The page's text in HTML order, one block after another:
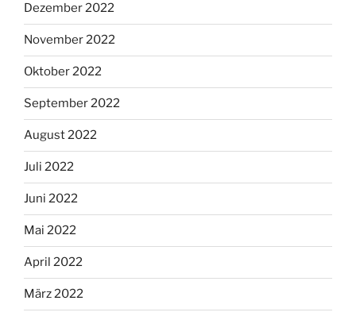
Dezember 2022
November 2022
Oktober 2022
September 2022
August 2022
Juli 2022
Juni 2022
Mai 2022
April 2022
März 2022